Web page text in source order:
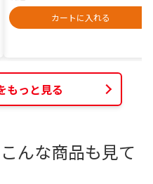
カートに入れる
もっと見る
んな商品も見て